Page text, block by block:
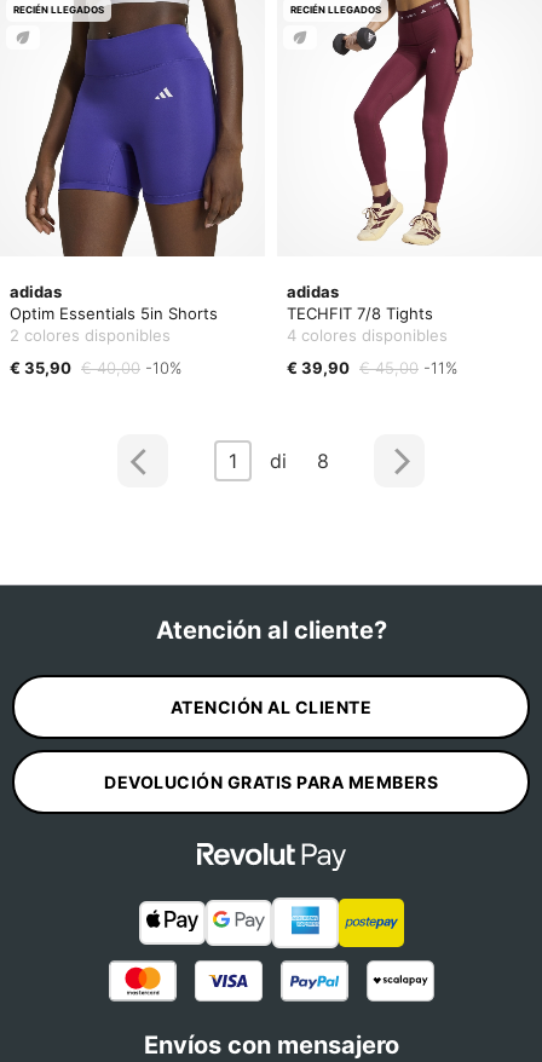
adidas
Optim Essentials 5in Shorts
2 colores disponibles
€ 35,90 € 40,00 -10%
RECIÉN LLEGADOS
adidas
TECHFIT 7/8 Tights
4 colores disponibles
€ 39,90 € 45,00 -11%
RECIÉN LLEGADOS
1 di 8
Atención al cliente?
ATENCIÓN AL CLIENTE
DEVOLUCIÓN GRATIS PARA MEMBERS
Envíos con mensajero